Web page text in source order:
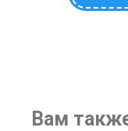
Вам